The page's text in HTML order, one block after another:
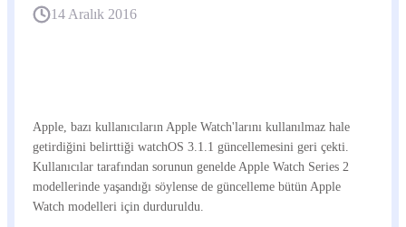
14 Aralık 2016
Apple, bazı kullanıcıların Apple Watch'larını kullanılmaz hale
getirdiğini belirttiği watchOS 3.1.1 güncellemesini geri çekti.
Kullanıcılar tarafından sorunun genelde Apple Watch Series 2
modellerinde yaşandığı söylense de güncelleme bütün Apple
Watch modelleri için durduruldu.